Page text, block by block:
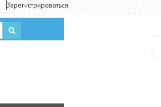
Зарегистрироваться